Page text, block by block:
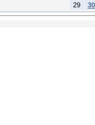
29
30